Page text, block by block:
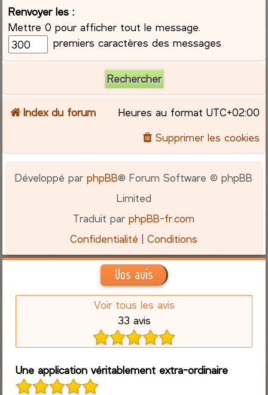
Renvoyer les :
Mettre 0 pour afficher tout le message.
premiers caractères des messages
Index du forum Heures au format UTC+02:00
Supprimer les cookies
Développé parphpBB® Forum Software © phpBB
Limited
Traduit parphpBB-fr.com
Confidentialité |Conditions
Vos avis
Voir tous les avis
33 avis
Une application véritablement extra-ordinaire